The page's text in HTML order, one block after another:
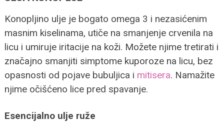
Konopljino ulje je bogato omega 3 i nezasićenim
masnim kiselinama, utiče na smanjenje crvenila na
licu i umiruje iritacije na koži. Možete njime tretirati i
značajno smanjiti simptome kuporoze na licu, bez
opasnosti od pojave bubuljica i mitisera. Namažite
njime očišćeno lice pred spavanje.
Esencijalno ulje ruže